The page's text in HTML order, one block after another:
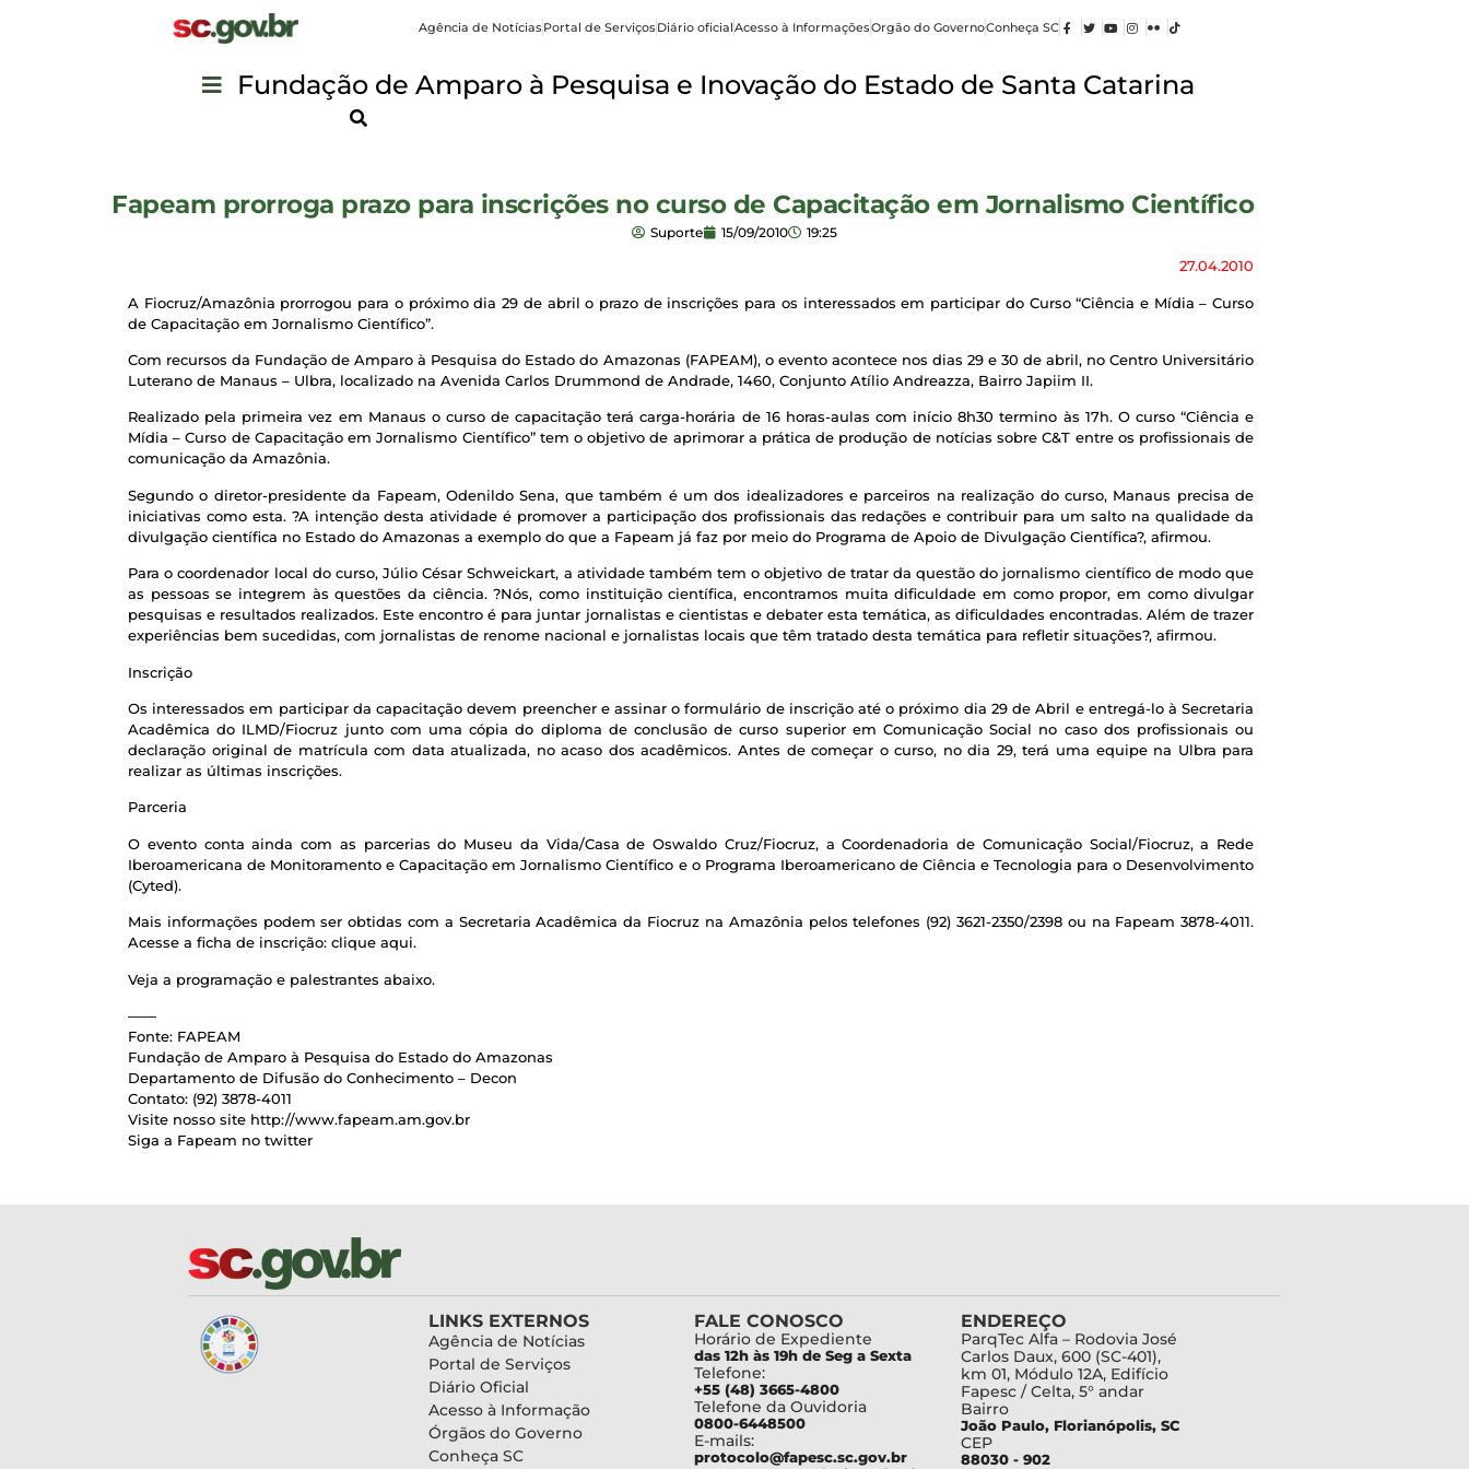
Agência de NotíciasPortal de ServiçosDiário oficialAcesso à InformaçõesOrgão do GovernoConheça SC
Fundação de Amparo à Pesquisa e Inovação do Estado de Santa Catarina
Fapeam prorroga prazo para inscrições no curso de Capacitação em Jornalismo Científico
Suporte 15/09/2010 19:25
27.04.2010
A Fiocruz/Amazônia prorrogou para o próximo dia 29 de abril o prazo de inscrições para os interessados em participar do Curso “Ciência e Mídia – Curso
de Capacitação em Jornalismo Científico”.
Com recursos da Fundação de Amparo à Pesquisa do Estado do Amazonas (FAPEAM), o evento acontece nos dias 29 e 30 de abril, no Centro Universitário
Luterano de Manaus – Ulbra, localizado na Avenida Carlos Drummond de Andrade, 1460, Conjunto Atílio Andreazza, Bairro Japiim II.
Realizado pela primeira vez em Manaus o curso de capacitação terá carga-horária de 16 horas-aulas com início 8h30 termino às 17h. O curso “Ciência e
Mídia – Curso de Capacitação em Jornalismo Científico” tem o objetivo de aprimorar a prática de produção de notícias sobre C&T entre os profissionais de
comunicação da Amazônia.
Segundo o diretor-presidente da Fapeam, Odenildo Sena, que também é um dos idealizadores e parceiros na realização do curso, Manaus precisa de
iniciativas como esta. ?A intenção desta atividade é promover a participação dos profissionais das redações e contribuir para um salto na qualidade da
divulgação científica no Estado do Amazonas a exemplo do que a Fapeam já faz por meio do Programa de Apoio de Divulgação Científica?, afirmou.
Para o coordenador local do curso, Júlio César Schweickart, a atividade também tem o objetivo de tratar da questão do jornalismo científico de modo que
as pessoas se integrem às questões da ciência. ?Nós, como instituição científica, encontramos muita dificuldade em como propor, em como divulgar
pesquisas e resultados realizados. Este encontro é para juntar jornalistas e cientistas e debater esta temática, as dificuldades encontradas. Além de trazer
experiências bem sucedidas, com jornalistas de renome nacional e jornalistas locais que têm tratado desta temática para refletir situações?, afirmou.
Inscrição
Os interessados em participar da capacitação devem preencher e assinar o formulário de inscrição até o próximo dia 29 de Abril e entregá-lo à Secretaria
Acadêmica do ILMD/Fiocruz junto com uma cópia do diploma de conclusão de curso superior em Comunicação Social no caso dos profissionais ou
declaração original de matrícula com data atualizada, no acaso dos acadêmicos. Antes de começar o curso, no dia 29, terá uma equipe na Ulbra para
realizar as últimas inscrições.
Parceria
O evento conta ainda com as parcerias do Museu da Vida/Casa de Oswaldo Cruz/Fiocruz, a Coordenadoria de Comunicação Social/Fiocruz, a Rede
Iberoamericana de Monitoramento e Capacitação em Jornalismo Científico e o Programa Iberoamericano de Ciência e Tecnologia para o Desenvolvimento
(Cyted).
Mais informações podem ser obtidas com a Secretaria Acadêmica da Fiocruz na Amazônia pelos telefones (92) 3621-2350/2398 ou na Fapeam 3878-4011.
Acesse a ficha de inscrição: clique aqui.
Veja a programação e palestrantes abaixo.
——
Fonte: FAPEAM
Fundação de Amparo à Pesquisa do Estado do Amazonas
Departamento de Difusão do Conhecimento – Decon
Contato: (92) 3878-4011
Visite nosso site http://www.fapeam.am.gov.br
Siga a Fapeam no twitter
LINKS EXTERNOS
Agência de Notícias
Portal de Serviços
Diário Oficial
Acesso à Informação
Órgãos do Governo
Conheça SC
FALE CONOSCO
Horário de Expediente
das 12h às 19h de Seg a Sexta
Telefone:
+55 (48) 3665-4800
Telefone da Ouvidoria
0800-6448500
E-mails:
protocolo@fapesc.sc.gov.br
ENDEREÇO
ParqTec Alfa – Rodovia José
Carlos Daux, 600 (SC-401),
km 01, Módulo 12A, Edifício
Fapesc / Celta, 5° andar
Bairro
João Paulo, Florianópolis, SC
CEP
88030 - 902